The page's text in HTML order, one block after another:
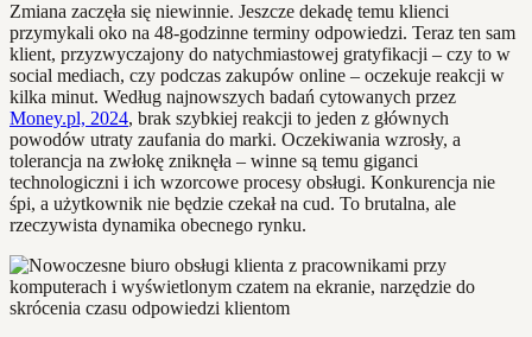
Zmiana zaczęła się niewinnie. Jeszcze dekadę temu klienci
przymykali oko na 48-godzinne terminy odpowiedzi. Teraz ten sam
klient, przyzwyczajony do natychmiastowej gratyfikacji – czy to w
social mediach, czy podczas zakupów online – oczekuje reakcji w
kilka minut. Według najnowszych badań cytowanych przez
Money.pl, 2024, brak szybkiej reakcji to jeden z głównych
powodów utraty zaufania do marki. Oczekiwania wzrosły, a
tolerancja na zwłokę zniknęła – winne są temu giganci
technologiczni i ich wzorcowe procesy obsługi. Konkurencja nie
śpi, a użytkownik nie będzie czekał na cud. To brutalna, ale
rzeczywista dynamika obecnego rynku.